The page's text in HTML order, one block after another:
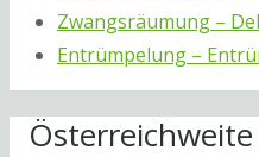
Zwangsräumung –
Entrümpelung –